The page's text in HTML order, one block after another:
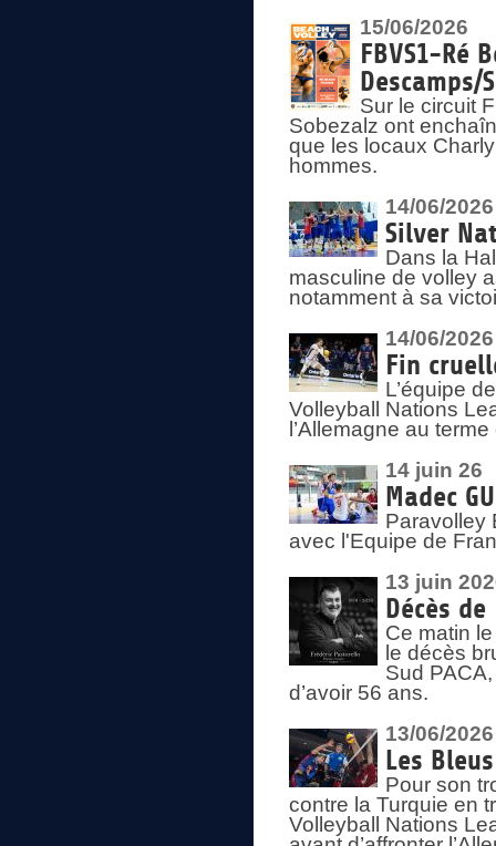
15/06/2026
FBVS1-Ré
Descamps/
Sur le circuit
Sobezalz ont
que les locaux
hommes.
14/06/2026
Silver
Dans la
masculine de volley
notamment à sa
14/06/2026
Fin
L’équipe
Volleyball Nations
l’Allemagne au
14 juin 26
Madec
Paravolley
avec l'Equipe de
13 juin
Décès de
Ce matin
le décès
Sud
d’avoir 56 ans.
13/06/2026
Les
Pour son
contre la Turquie en
Volleyball Nations